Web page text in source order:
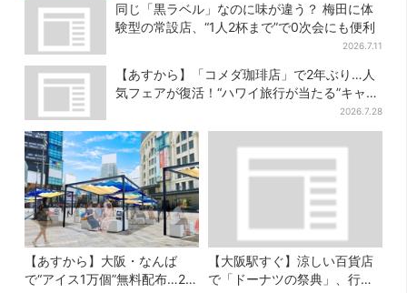
同じ「黒ラベル」なのに味が違う？ 梅田に体
験型の常設店、“1人2杯まで”で0次会にも便利
2026.7.11
【あすから】「コメダ珈琲店」で2年ぶり…人
気フェアが復活！“ハワイ旅行が当たる”キャン
2026.7.28
【あすから】大阪・なんば
で“アイス1万個”無料配布…2日
【大阪駅すぐ】涼しい百貨店
で「ドーナツの祭典」、行列